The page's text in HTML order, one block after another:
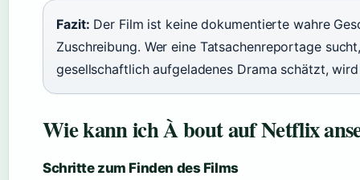
Fazit: Der Film ist keine dokumentierte wahre
Zuschreibung. Wer eine Tatsachenreportage
gesellschaftlich aufgeladenes Drama schätzt,
Wie kann ich À bout auf Netflix
Schritte zum Finden des Films